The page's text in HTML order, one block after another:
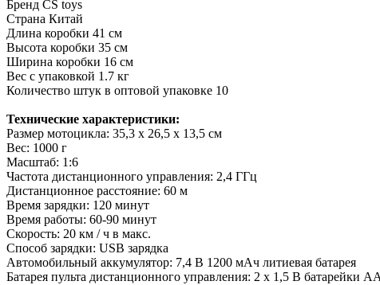
Бренд CS toys
Страна Китай
Длина коробки 41 см
Высота коробки 35 см
Ширина коробки 16 см
Вес с упаковкой 1.7 кг
Количество штук в оптовой упаковке 10
Технические характеристики:
Размер мотоцикла: 35,3 х 26,5 х 13,5 см
Вес: 1000 г
Масштаб: 1:6
Частота дистанционного управления: 2,4 ГГц
Дистанционное расстояние: 60 м
Время зарядки: 120 минут
Время работы: 60-90 минут
Скорость: 20 км / ч в макс.
Способ зарядки: USB зарядка
Автомобильный аккумулятор: 7,4 В 1200 мАч литиевая батарея
Батарея пульта дистанционного управления: 2 х 1,5 В батарейки